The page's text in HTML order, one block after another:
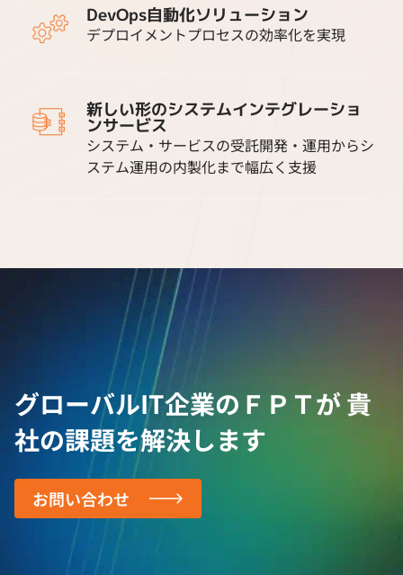
DevOps自動化ソリューション
デプロイメントプロセスの効率化を実現
新しい形のシステムインテグレーショ
ンサービス
システム・サービスの受託開発・運用からシ
ステム運用の内製化まで幅広く支援
グローバルIT企業のＦＰＴが貴
社の課題を解決します
お問い合わせ